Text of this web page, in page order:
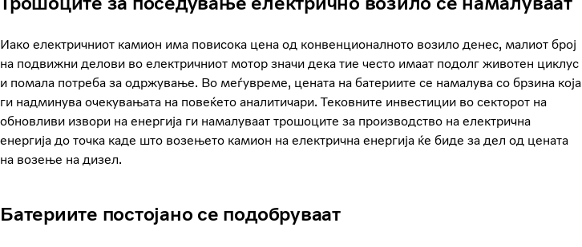
Иако електричниот камион има повисока цена од конвенционалното возило денес, малиот број
на подвижни делови во електричниот мотор значи дека тие често имаат подолг животен циклус
и помала потреба за одржување. Во меѓувреме, цената на батериите се намалува со брзина која
ги надминува очекувањата на повеќето аналитичари. Тековните инвестиции во секторот на
обновливи извори на енергија ги намалуваат трошоците за производство на електрична
енергија до точка каде што возењето камион на електрична енергија ќе биде за дел од цената
на возење на дизел.
Батериите постојано се подобруваат